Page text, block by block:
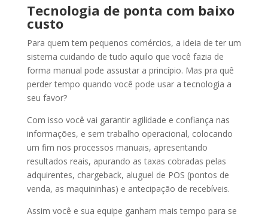
Tecnologia de ponta com baixo
custo
Para quem tem pequenos comércios, a ideia de ter um
sistema cuidando de tudo aquilo que você fazia de
forma manual pode assustar a princípio. Mas pra quê
perder tempo quando você pode usar a tecnologia a
seu favor?
Com isso você vai garantir agilidade e confiança nas
informações, e sem trabalho operacional, colocando
um fim nos processos manuais, apresentando
resultados reais, apurando as taxas cobradas pelas
adquirentes, chargeback, aluguel de POS (pontos de
venda, as maquininhas) e antecipação de recebíveis.
Assim você e sua equipe ganham mais tempo para se